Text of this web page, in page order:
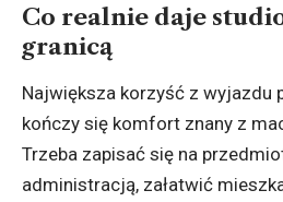
Co realnie daje
granicą
Największa korzyść z wyjazdu
kończy się komfort znany z
Trzeba zapisać się na
administracją, załatwić